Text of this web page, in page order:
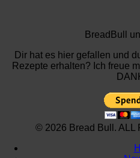
BreadBull
Dir hat es hier gefallen und
Rezepte erhalten? Ich freue
© 2026 Bread Bull. ALL